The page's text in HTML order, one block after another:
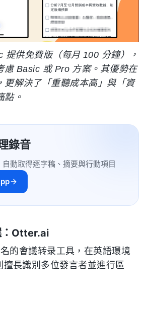
提供免費版（每月 100 分鐘），
慮 Basic 或 Pro 方案。其優勢在
更解決了「重聽成本高」與「資
點。
錄音
自動取得逐字稿、摘要與行動項目
：Otter.ai
的會議转录工具，在英語環境
擅長識別多位發言者並進行區